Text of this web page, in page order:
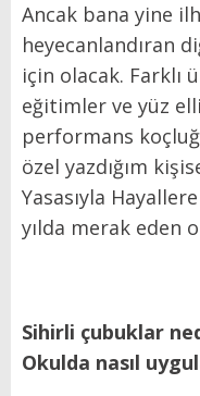
Ancak bana yine
heyecanlandıran
için olacak. Farklı
eğitimler ve yüz
performans
özel yazdığım
Yasasıyla
yılda merak eden
Sihirli çubuklar
Okulda nasıl